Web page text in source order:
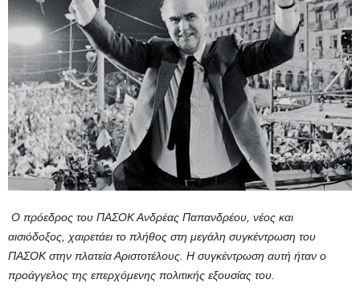
Ο πρόεδρος του ΠΑΣΟΚ Ανδρέας Παπανδρέου, νέος και
αισιόδοξος, χαιρετάει το πλήθος στη μεγάλη συγκέντρωση του
ΠΑΣΟΚ στην πλατεία Αριστοτέλους. Η συγκέντρωση αυτή ήταν ο
προάγγελος της επερχόμενης πολιτικής εξουσίας του.